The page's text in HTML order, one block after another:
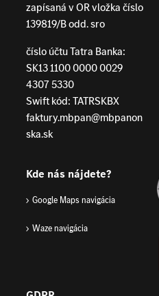
zapísaná v OR vložka číslo
139819/B odd. sro
číslo účtu Tatra Banka:
SK13 1100 0000 0029
4307 5330
Swift kód: TATRSKBX
faktury.mbpan@mbpanon
ska.sk
Kde nás nájdete?
Google Maps navigácia
Waze navigácia